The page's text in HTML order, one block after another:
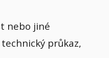
nebo jiné
průkaz,